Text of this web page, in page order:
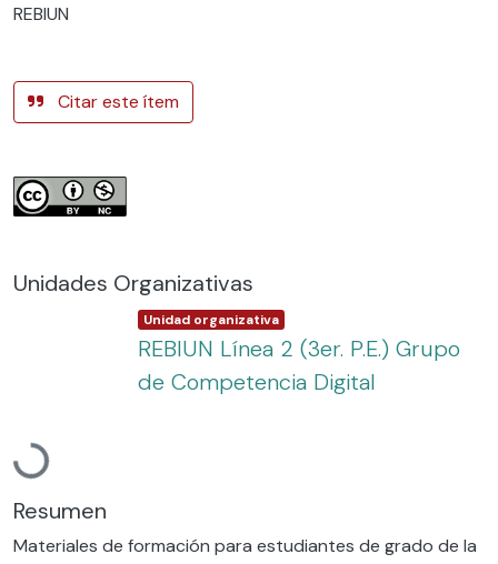
REBIUN
Citar este ítem
Unidades Organizativas
Cargando...
Item type:
Unidad organizativa ,
REBIUN Línea 2 (3er. P.E.) Grupo
de Competencia Digital
Resumen
Materiales de formación para estudiantes de grado de la